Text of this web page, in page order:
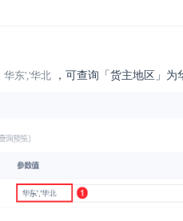
华东','华北 ，可查询 「 货主地区 」 为